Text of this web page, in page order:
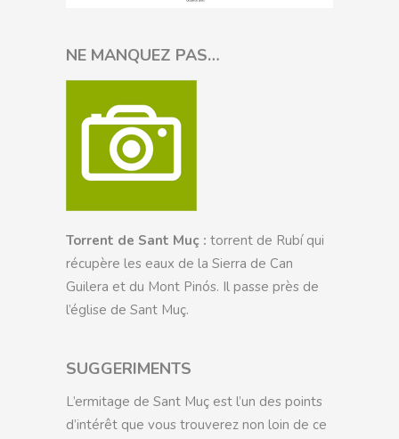
NE MANQUEZ PAS…
Torrent de Sant Muç : torrent de Rubí qui
récupère les eaux de la Sierra de Can
Guilera et du Mont Pinós. Il passe près de
l’église de Sant Muç.
SUGGERIMENTS
L’ermitage de Sant Muç est l’un des points
d’intérêt que vous trouverez non loin de ce